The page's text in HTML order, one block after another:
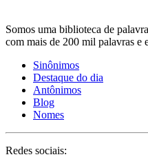
Somos uma biblioteca de
com mais de 200 mil palavras e
Sinônimos
Destaque do dia
Antônimos
Blog
Nomes
Redes sociais: